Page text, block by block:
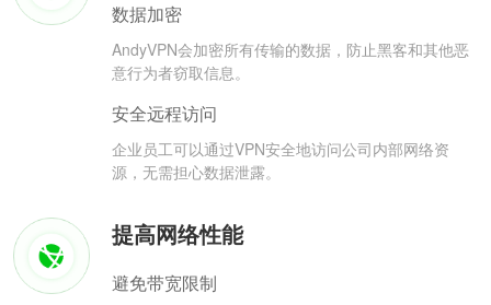
数据加密
AndyVPN会加密所有传输的数据，防止黑客和其他恶
意行为者窃取信息。
安全远程访问
企业员工可以通过VPN安全地访问公司内部网络资
源，无需担心数据泄露。
提高网络性能
避免带宽限制